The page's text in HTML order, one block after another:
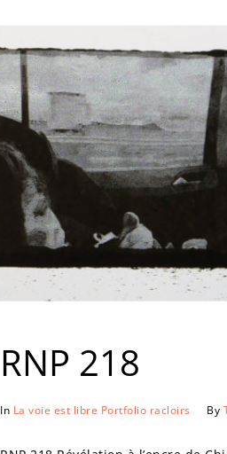
RNP 218
In La voie est libre Portfolio racloirs By